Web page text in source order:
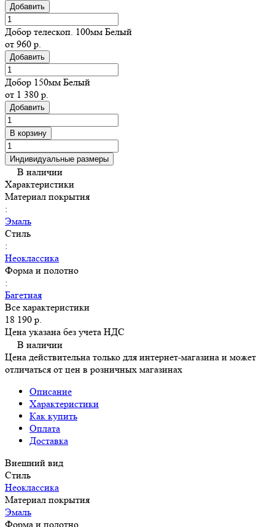
Добавить
Добор телескоп. 100мм Белый
от 960 р.
Добавить
Добор 150мм Белый
от 1 380 р.
Добавить
В корзину
Индивидуальные размеры
В наличии
Характеристики
Материал покрытия
:
Эмаль
Стиль
:
Неоклассика
Форма и полотно
:
Багетная
Все характеристики
18 190 р.
Цена указана без учета НДС
В наличии
Цена действительна только для интернет-магазина и может
отличаться от цен в розничных магазинах
Описание
Характеристики
Как купить
Оплата
Доставка
Внешний вид
Стиль
Неоклассика
Материал покрытия
Эмаль
Форма и полотно